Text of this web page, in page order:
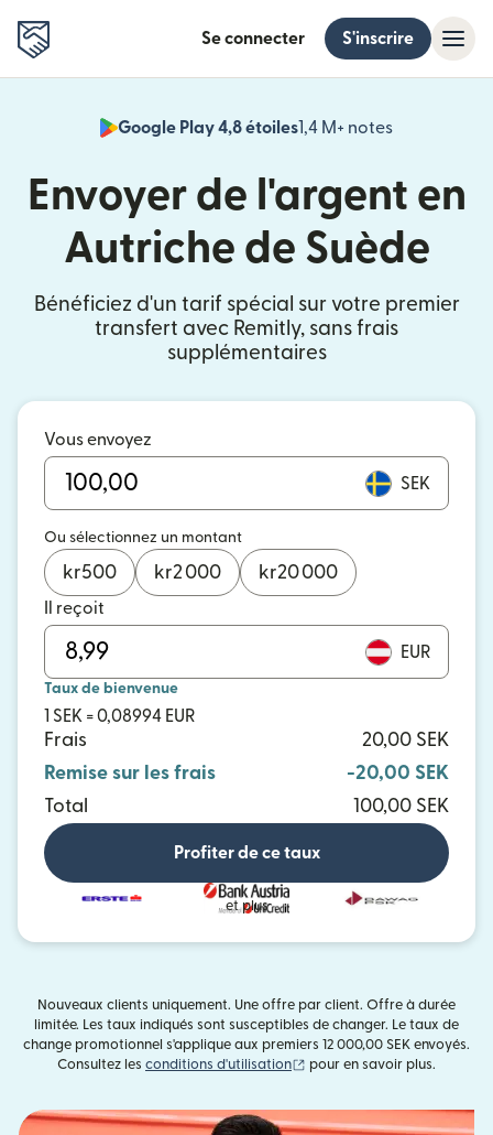
Se connecter S'inscrire
Google Play 4,8 étoiles1,4 M+ notes
Envoyer de l'argent en
Autriche de Suède
Bénéficiez d'un tarif spécial sur votre premier
transfert avec Remitly, sans frais
supplémentaires
Vous envoyez
SEK
Ou sélectionnez un montant
kr500 kr2 000 kr20 000
Il reçoit
EUR
Taux de bienvenue
1 SEK = 0,08994 EUR
Frais
20,00 SEK
Remise sur les frais
-20,00 SEK
Total
100,00 SEK
Profiter de ce taux
et plus
Nouveaux clients uniquement. Une offre par client. Offre à durée
limitée. Les taux indiqués sont susceptibles de changer. Le taux de
change promotionnel s'applique aux premiers 12 000,00 SEK envoyés.
Consultez les conditions d'utilisation (s'ouvre dans une nouvelle
pour en savoir plus.